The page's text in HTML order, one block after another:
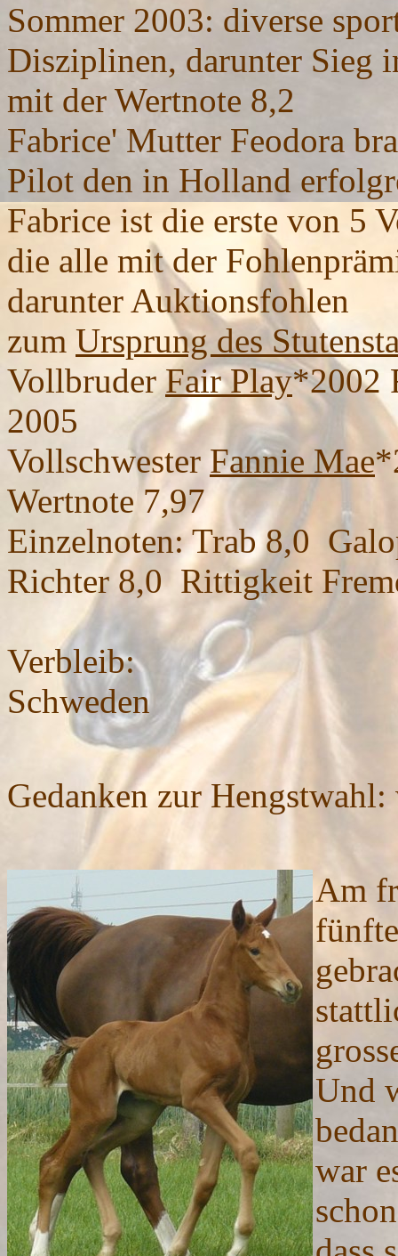
Sommer 2003: diverse
Disziplinen, darunter Sieg
mit der Wertnote 8,2
Fabrice' Mutter Feodora
Pilot den in Holland
Fabrice ist die erste von 5
die alle mit der
darunter Auktionsfohlen
zum Ursprung des
VollbruderFair Play*2002
2005
Vollschwester Fannie Mae
Wertnote 7,97
Einzelnoten: Trab 8,0
Richter 8,0 Rittigkeit
Verbleib:
Schweden
Gedanken zur Hengstwahl:
Am
Und
war